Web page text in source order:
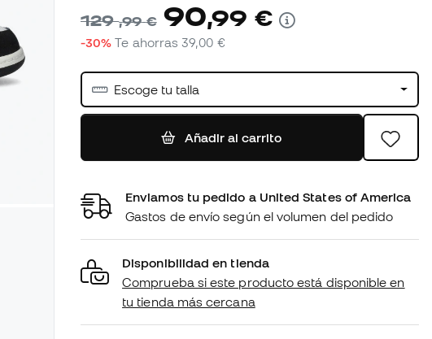
129,99 € 90,99 €
-30% Te ahorras39,00 €
Escoge tu talla
Añadir al carrito
Enviamos tu pedido a United States of America
Gastos de envío según el volumen del pedido
Disponibilidad en tienda
Comprueba si este producto está disponible en
tu tienda más cercana